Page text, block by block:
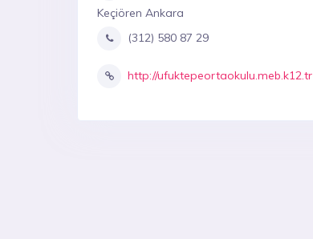
Keçiören Ankara
(312) 580 87 29
http://ufuktepeortaokulu.meb.k12.tr